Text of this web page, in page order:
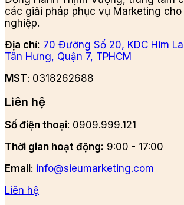
các giải pháp phục vụ Marketing
nghiệp.
Địa chỉ: 70 Đường Số 20, KDC Him
Tân Hưng, Quận 7, TPHCM
MST: 0318262688
Liên hệ
Số điện thoại: 0909.999.121
Thời gian hoạt động: 9:00 - 17:00
Email: info@sieumarketing.com
Liên hệ